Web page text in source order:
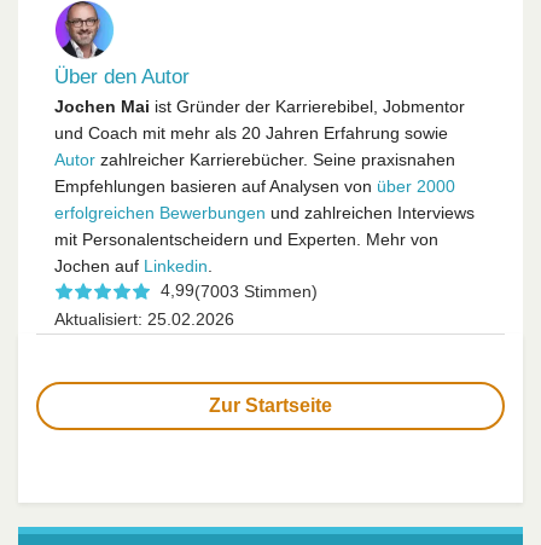
Über den Autor
Jochen Mai ist Gründer der Karrierebibel, Jobmentor
und Coach mit mehr als 20 Jahren Erfahrung sowie
Autor zahlreicher Karrierebücher. Seine praxisnahen
Empfehlungen basieren auf Analysen von über 2000
erfolgreichen Bewerbungen und zahlreichen Interviews
mit Personalentscheidern und Experten. Mehr von
Jochen auf Linkedin
4,99(7003 Stimmen)
Aktualisiert: 25.02.2026
Zur Startseite